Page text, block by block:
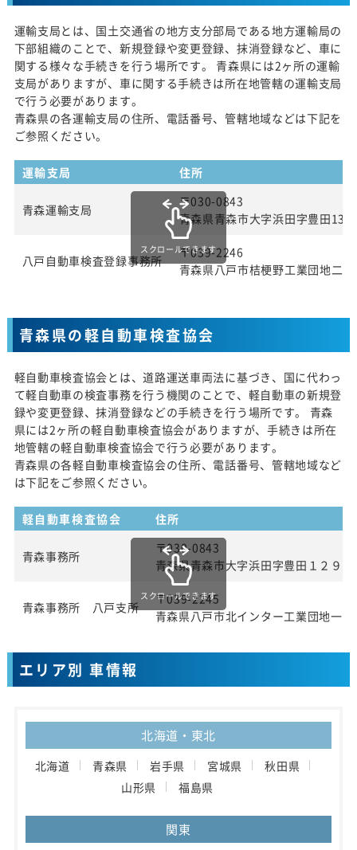
運輸支局とは、国土交通省の地方支分部局である地方運輸局の
下部組織のことで、新規登録や変更登録、抹消登録など、車に
関する様々な手続きを行う場所です。 青森県には2ヶ所の運輸
支局がありますが、車に関する手続きは所在地管轄の運輸支局
で行う必要があります。
青森県の各運輸支局の住所、電話番号、管轄地域などは下記を
ご参照ください。
運輸支局 住所
青森運輸支局
〒030-0843
青森県青森市大字浜田字豊田139
八戸自動車検査登録事務所
〒039-2246
青森県八戸市桔梗野工業団地二
スクロールできます
青森県の軽自動車検査協会
軽自動車検査協会とは、道路運送車両法に基づき、国に代わっ
て軽自動車の検査事務を行う機関のことで、軽自動車の新規登
録や変更登録、抹消登録などの手続きを行う場所です。 青森
県には2ヶ所の軽自動車検査協会がありますが、手続きは所在
地管轄の軽自動車検査協会で行う必要があります。
青森県の各軽自動車検査協会の住所、電話番号、管轄地域など
は下記をご参照ください。
軽自動車検査協会 住所
青森事務所
〒030-0843
青森県青森市大字浜田字豊田１２９番
青森事務所 八戸支所
〒039-2245
青森県八戸市北インター工業団地一
スクロールできます
エリア別 車情報
北海道・東北
北海道 青森県 岩手県 宮城県
秋田県
山形県
福島県
関東